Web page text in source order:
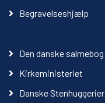
Begravelseshjælp
Den danske salmebog
Kirkeministeriet
Danske Stenhuggerier